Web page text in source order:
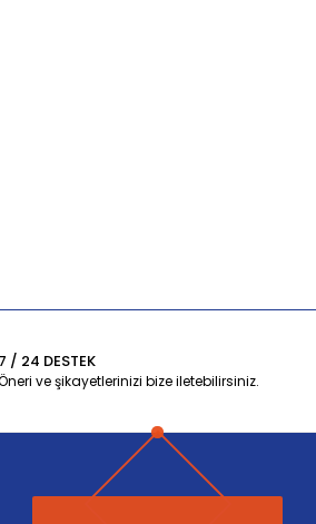
7 / 24 DESTEK
ve şikayetlerinizi bize iletebilirsiniz.